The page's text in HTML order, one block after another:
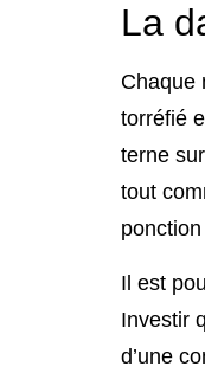
La
Chaque
torréfié
terne
tout
Il est
Investir
d’une